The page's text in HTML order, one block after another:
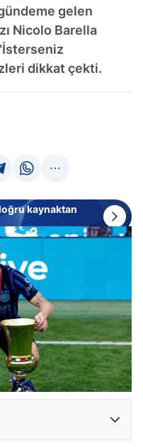
gelen
Nicolo Barella
dikkat çekti.
kaynaktan